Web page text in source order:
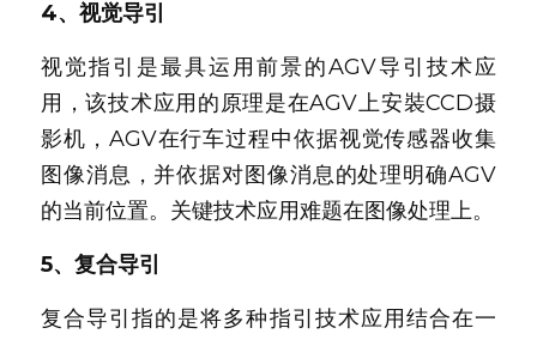
4、视觉导引
视觉指引是最具运用前景的AGV导引技术应
用，该技术应用的原理是在AGV上安裝CCD摄
影机，AGV在行车过程中依据视觉传感器收集
图像消息，并依据对图像消息的处理明确AGV
的当前位置。关键技术应用难题在图像处理上。
5、复合导引
复合导引指的是将多种指引技术应用结合在一